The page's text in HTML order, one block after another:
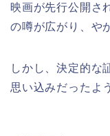
映画が先行公開さ
の噂が広がり、や
しかし、決定的な
思い込みだったよ